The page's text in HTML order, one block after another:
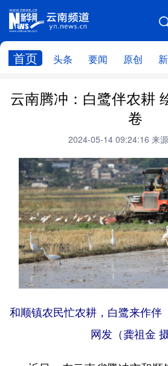
首页 头条 要闻 原创
网站地图
头条 云南要闻
政务
云南省领导报道集
州市
社会
经济 服务
云南青年说 趣看文物
云南腾冲：白鹭伴农耕
卷
2024-05-14 09:24:16 来
和顺镇农民忙农耕，白鹭来作伴
网发（龚祖金 摄